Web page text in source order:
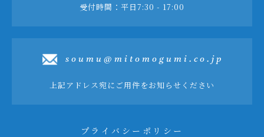
受付時間：平日7:30 - 17:00
soumu@mitomogumi.co.jp
上記アドレス宛にご用件をお知らせください
プライバシーポリシー